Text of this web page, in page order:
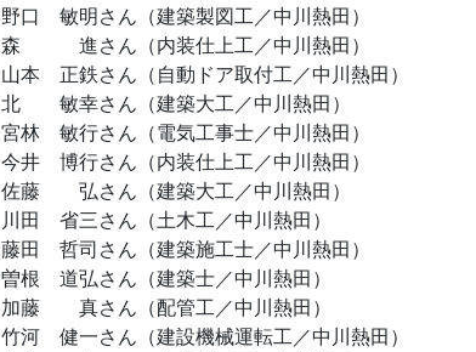
野口 敏明さん（建築製図工／中川熱田）
森 進さん（内装仕上工／中川熱田）
山本 正鉄さん（自動ドア取付工／中川熱田）
北 敏幸さん（建築大工／中川熱田）
宮林 敏行さん（電気工事士／中川熱田）
今井 博行さん（内装仕上工／中川熱田）
佐藤 弘さん（建築大工／中川熱田）
川田 省三さん（土木工／中川熱田）
藤田 哲司さん（建築施工士／中川熱田）
曽根 道弘さん（建築士／中川熱田）
加藤 真さん（配管工／中川熱田）
竹河 健一さん（建設機械運転工／中川熱田）